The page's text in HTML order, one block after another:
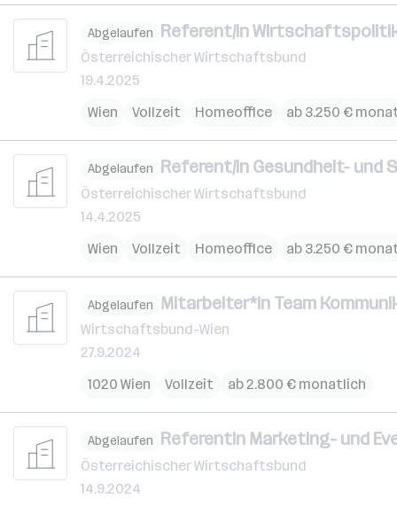
Abgelaufen Referent/in
Österreichischer Wirtschaftsbund
19.4.2025
Wien
Vollzeit Homeoffice ab 3.250 €
Abgelaufen Referent/in Gesundheit- und
Österreichischer Wirtschaftsbund
14.4.2025
Wien
Vollzeit Homeoffice ab 3.250 €
Abgelaufen Mitarbeiter*in Team
Wirtschaftsbund-Wien
27.9.2024
1020 Wien
Vollzeit ab 2.800 € monatlich
Abgelaufen ReferentIn Marketing- und
Österreichischer Wirtschaftsbund
14.9.2024